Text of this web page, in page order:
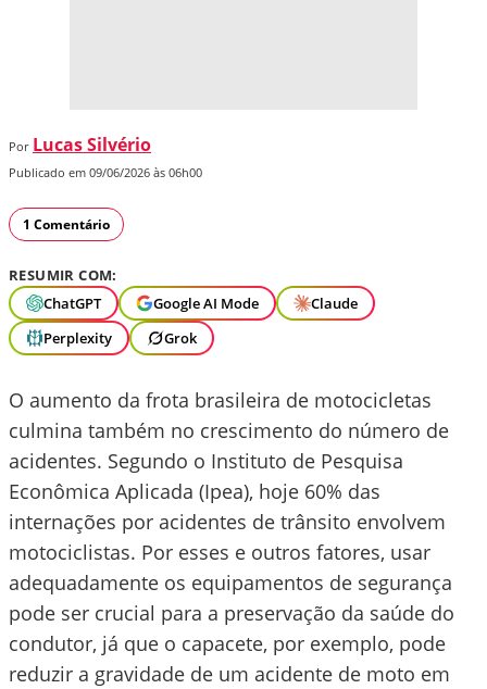
Por Lucas Silvério
Publicado em 09/06/2026 às 06h00
1 Comentário
RESUMIR COM:
ChatGPT
Google AI Mode
Claude
Perplexity
Grok
O aumento da frota brasileira de motocicletas
culmina também no crescimento do número de
acidentes. Segundo o Instituto de Pesquisa
Econômica Aplicada (Ipea), hoje 60% das
internações por acidentes de trânsito envolvem
motociclistas. Por esses e outros fatores, usar
adequadamente os equipamentos de segurança
pode ser crucial para a preservação da saúde do
condutor, já que o capacete, por exemplo, pode
reduzir a gravidade de um acidente de moto em